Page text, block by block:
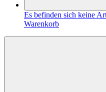
Es befinden sich keine
Warenkorb